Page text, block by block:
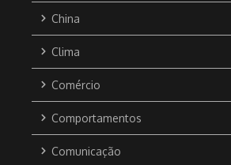
China
Clima
Comércio
Comportamentos
Comunicação